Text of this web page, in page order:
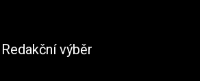
Redakční výběr